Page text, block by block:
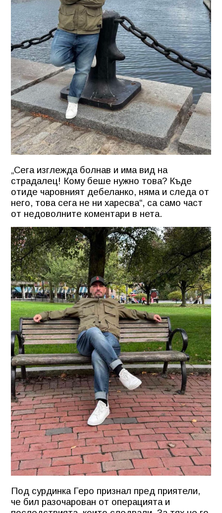
„Сега изглежда болнав и има вид на
страдалец! Кому беше нужно това? Къде
отиде чаровният дебеланко, няма и следа от
него, това сега не ни харесва“, са само част
от недоволните коментари в нета.
Под сурдинка Геро признал пред приятели,
че бил разочарован от операцията и